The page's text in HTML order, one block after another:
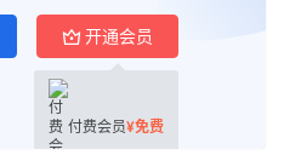
开通会员
付费会员¥免费